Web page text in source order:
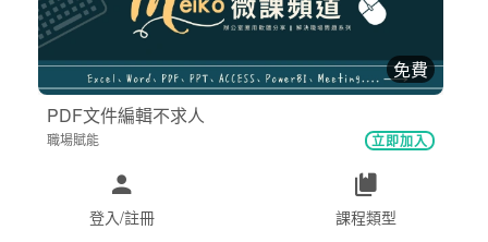
免費
PDF文件編輯不求人
職場賦能 立即加入
購買後有效期限：課程下架時
登入/註冊
課程類型